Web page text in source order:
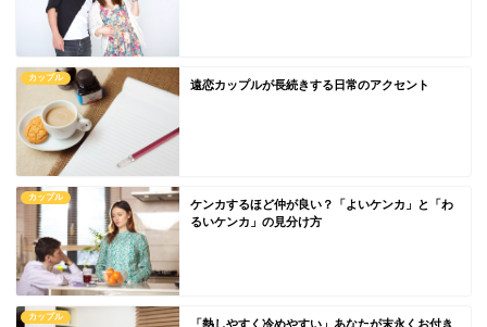
カップル
遠恋カップルが長続きする日常のアクセント
カップル
ケンカするほど仲が良い？「よいケンカ」と「わ
るいケンカ」の見分け方
カップル
「熱しやすく冷めやすい」あなたが末永くお付き